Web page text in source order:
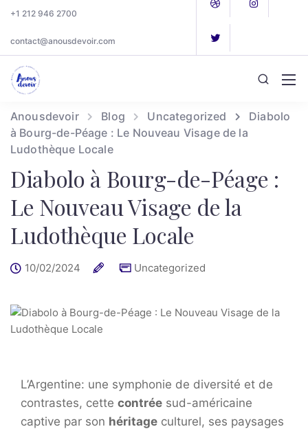
+1 212 946 2700
contact@anousdevoir.com
Anousdevoir Blog Uncategorized
Diabolo
à Bourg-de-Péage : Le Nouveau Visage de la
Ludothèque Locale
Diabolo à Bourg-de-Péage :
Le Nouveau Visage de la
Ludothèque Locale
10/02/2024 Uncategorized
L’Argentine: une symphonie de diversité et de
contrastes, cette contrée sud-américaine
captive par son héritage culturel, ses paysages